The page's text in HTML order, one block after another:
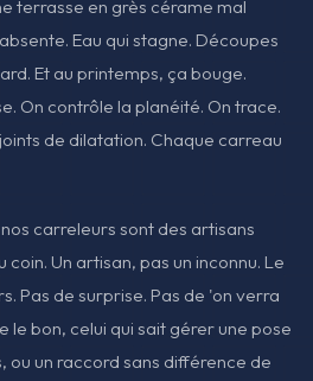
terrasse en grès cérame mal
Eau qui stagne. Découpes
Et au printemps, ça bouge.
On contrôle la planéité. On trace.
de dilatation. Chaque carreau
carreleurs sont des artisans
Un artisan, pas un inconnu. Le
Pas de surprise. Pas de 'on verra
le bon, celui qui sait gérer une pose
ou un raccord sans différence de